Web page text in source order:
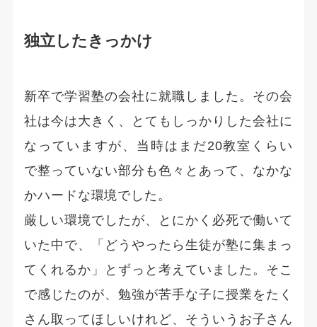
独立したきっかけ
新卒で学習塾の会社に就職しました。その会
社は今は大きく、とてもしっかりした会社に
なっていますが、当時はまだ20教室くらい
で整っていない部分も色々とあって、なかな
かハードな環境でした。
厳しい環境でしたが、とにかく必死で働いて
いた中で、「どうやったら生徒が塾に集まっ
てくれるか」とずっと考えていました。そこ
で感じたのが、勉強が苦手な子に授業をたく
さん取ってほしいけれど、そういうお子さん